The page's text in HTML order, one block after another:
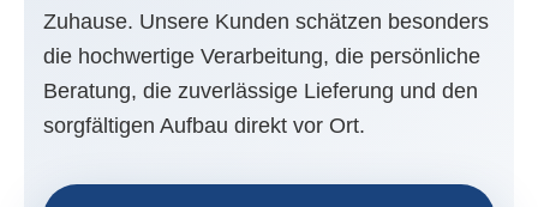
Zuhause. Unsere Kunden schätzen besonders
die hochwertige Verarbeitung, die persönliche
Beratung, die zuverlässige Lieferung und den
sorgfältigen Aufbau direkt vor Ort.